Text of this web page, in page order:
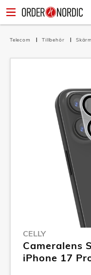
Telecom Tillbehör
CELLY
Cameralens
iPhone 17